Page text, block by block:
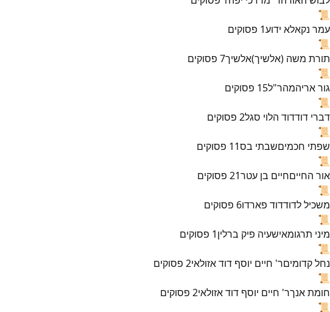
📜
עמר נקאלא ידוע1 פסוקים
📜
תורת משה (אלשיך)אלשיך7 פסוקים
📜
גור אריהמהר"ל15 פסוקים
📜
דברי דודדוד הלוי סגל2 פסוקים
📜
שפתי חכמיםשבתי בס11 פסוקים
📜
אור החייםחיים בן עטר21 פסוקים
📜
משכיל לדודדוד פארדו6 פסוקים
📜
מיני תרגומאישעיה פיק ברלין1 פסוקים
📜
נחל קדומיםר' חיים יוסף דוד אזולאי2 פסוקים
📜
חומת אנךר' חיים יוסף דוד אזולאי2 פסוקים
📜